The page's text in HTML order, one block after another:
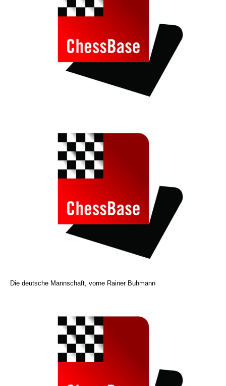
Die deutsche Mannschaft, vorne Rainer Buhmann